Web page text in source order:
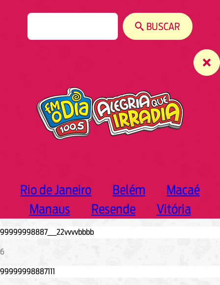
BUSCAR
Rio de Janeiro Belém
Macaé
Manaus
Resende Vitória
6